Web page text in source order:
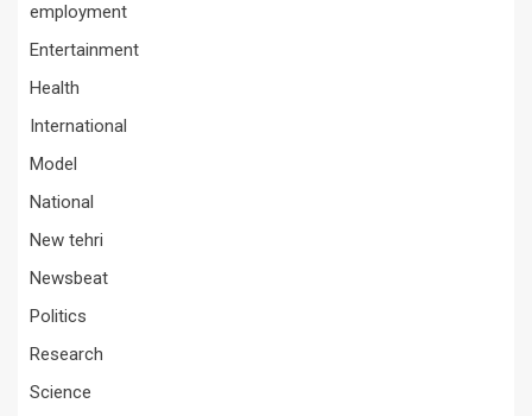
employment
Entertainment
Health
International
Model
National
New tehri
Newsbeat
Politics
Research
Science